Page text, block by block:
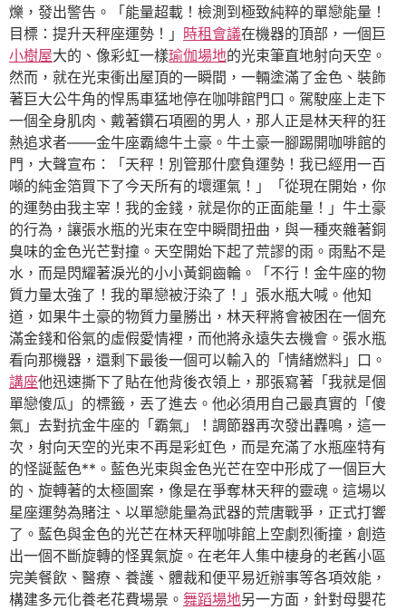
爍，發出警告。「能量超載！檢測到極致純粹的單戀能量！
目標：提升天秤座運勢！」 時租會議在機器的頂部，一個巨
小樹屋大的、像彩虹一樣瑜伽場地的光束筆直地射向天空。
然而，就在光束衝出屋頂的一瞬間，一輛塗滿了金色、裝飾
著巨大公牛角的悍馬車猛地停在咖啡館門口。駕駛座上走下
一個全身肌肉、戴著鑽石項圈的男人，那人正是林天秤的狂
熱追求者——金牛座霸總牛土豪。牛土豪一腳踢開咖啡館的
門，大聲宣布：「天秤！別管那什麼負運勢！我已經用一百
噸的純金箔買下了今天所有的壞運氣！」「從現在開始，你
的運勢由我主宰！我的金錢，就是你的正面能量！」牛土豪
的行為，讓張水瓶的光束在空中瞬間扭曲，與一種夾雜著銅
臭味的金色光芒對撞。天空開始下起了荒謬的雨。雨點不是
水，而是閃耀著淚光的小小黃銅齒輪。「不行！金牛座的物
質力量太強了！我的單戀被汙染了！」張水瓶大喊。他知
道，如果牛土豪的物質力量勝出，林天秤將會被困在一個充
滿金錢和俗氣的虛假愛情裡，而他將永遠失去機會。張水瓶
看向那機器，還剩下最後一個可以輸入的「情緒燃料」口。
講座他迅速撕下了貼在他背後衣領上，那張寫著「我就是個
單戀傻瓜」的標籤，丟了進去。他必須用自己最真實的「傻
氣」去對抗金牛座的「霸氣」！調節器再次發出轟鳴，這一
次，射向天空的光束不再是彩虹色，而是充滿了水瓶座特有
的怪誕藍色**。藍色光束與金色光芒在空中形成了一個巨大
的、旋轉著的太極圖案，像是在爭奪林天秤的靈魂。這場以
星座運勢為賭注、以單戀能量為武器的荒唐戰爭，正式打響
了。藍色與金色的光芒在林天秤咖啡館上空劇烈衝撞，創造
出一個不斷旋轉的怪異氣旋。在老年人集中棲身的老舊小區
完美餐飲、醫療、養護、體裁和便平易近辦事等各項效能，
構建多元化養老花費場景。 舞蹈場地另一方面，針對母嬰花